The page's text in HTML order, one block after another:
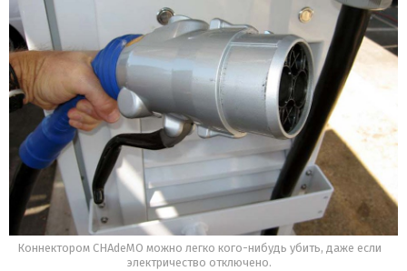
Коннектором CHAdeMO можно легко кого-нибудь убить, даже если
электричество отключено.